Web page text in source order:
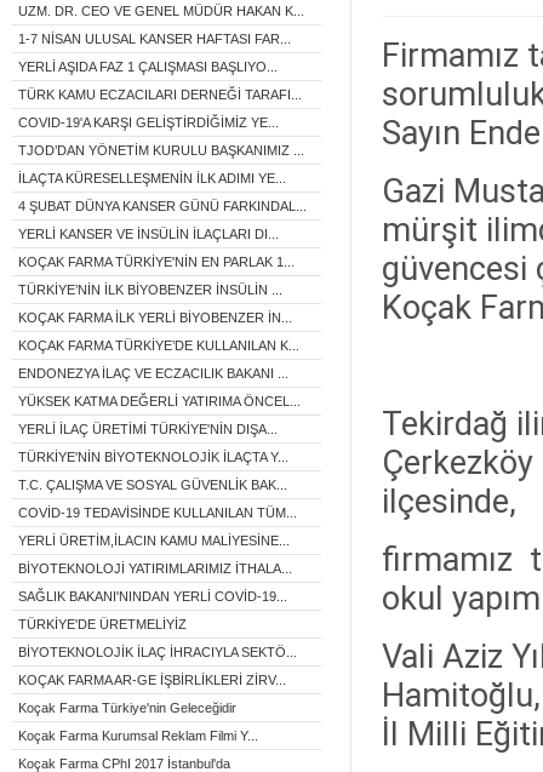
UZM. DR. CEO VE GENEL MÜDÜR HAKAN K...
1-7 NİSAN ULUSAL KANSER HAFTASI FAR...
YERLİ AŞIDA FAZ 1 ÇALIŞMASI BAŞLIYO...
TÜRK KAMU ECZACILARI DERNEĞİ TARAFI...
COVID-19'A KARŞI GELİŞTİRDİĞİMİZ YE...
TJOD’DAN YÖNETİM KURULU BAŞKANIMIZ ...
İLAÇTA KÜRESELLEŞMENİN İLK ADIMI YE...
4 ŞUBAT DÜNYA KANSER GÜNÜ FARKINDAL...
YERLİ KANSER VE İNSÜLİN İLAÇLARI DI...
KOÇAK FARMA TÜRKİYE'NİN EN PARLAK 1...
TÜRKİYE’NİN İLK BİYOBENZER İNSÜLİN ...
KOÇAK FARMA İLK YERLİ BİYOBENZER İN...
KOÇAK FARMA TÜRKİYE’DE KULLANILAN K...
ENDONEZYA İLAÇ VE ECZACILIK BAKANI ...
YÜKSEK KATMA DEĞERLİ YATIRIMA ÖNCEL...
YERLİ İLAÇ ÜRETİMİ TÜRKİYE'NİN DIŞA...
TÜRKİYE'NİN BİYOTEKNOLOJİK İLAÇTA Y...
T.C. ÇALIŞMA VE SOSYAL GÜVENLİK BAK...
COVİD-19 TEDAVİSİNDE KULLANILAN TÜM...
YERLİ ÜRETİM,İLACIN KAMU MALİYESİNE...
BİYOTEKNOLOJİ YATIRIMLARIMIZ İTHALA...
SAĞLIK BAKANI'NINDAN YERLİ COVİD-19...
TÜRKİYE'DE ÜRETMELİYİZ
BİYOTEKNOLOJİK İLAÇ İHRACIYLA SEKTÖ...
KOÇAK FARMA AR-GE İŞBİRLİKLERİ ZİRV...
Koçak Farma Türkiye'nin Geleceğidir
Koçak Farma Kurumsal Reklam Filmi Y...
Koçak Farma CPhI 2017 İstanbul'da
Firmamız
Sayın
Gazi
mürşit
güvencesi
Koçak
Tekirdağ
Çerkezköy
ilçesinde,
firmamız
okul
Vali Aziz
İl Milli